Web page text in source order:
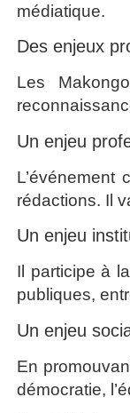
médiatique.
Des enjeux
Les
Un enjeu
rédactions. Il
Un enjeu
Il participe à
publiques,
Un enjeu
En
démocratie,